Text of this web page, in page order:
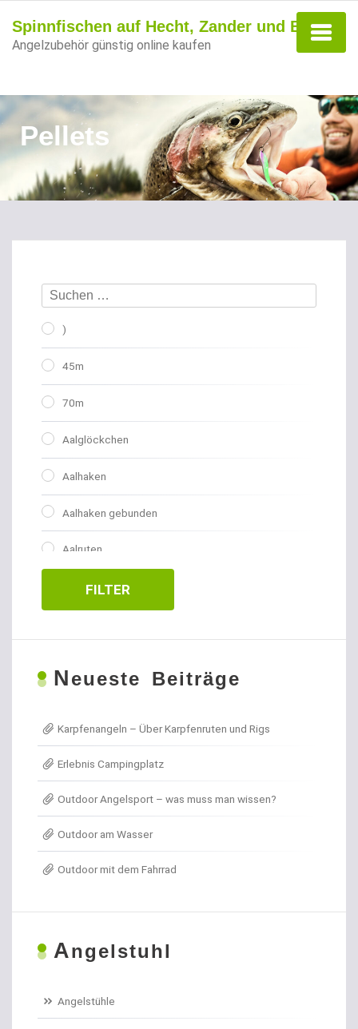
Spinnfischen auf Hecht, Zander und Barsch
Angelzubehör günstig online kaufen
Pellets
)
45m
70m
Aalglöckchen
Aalhaken
Aalhaken gebunden
Aalruten
Abhakmatten
Angel- / Jagd- & Outdoormesser
Angelkoffer
Angelrollen für das Forellenangeln
Angelschnur Dorsch
Angelschnur Feedern
FILTER
Neueste Beiträge
Karpfenangeln – Über Karpfenruten und Rigs
Erlebnis Campingplatz
Outdoor Angelsport – was muss man wissen?
Outdoor am Wasser
Outdoor mit dem Fahrrad
Angelstuhl
Angelstühle